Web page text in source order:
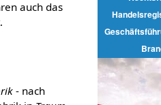
auch das
- nach